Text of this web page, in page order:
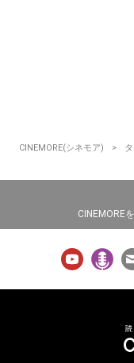
CINEMORE(シネモア)
CINEMORE